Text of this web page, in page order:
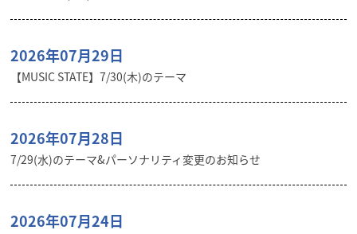
2026年07月29日
【MUSIC STATE】7/30(木)のテーマ
2026年07月28日
7/29(水)のテーマ&パーソナリティ変更のお知らせ
2026年07月24日